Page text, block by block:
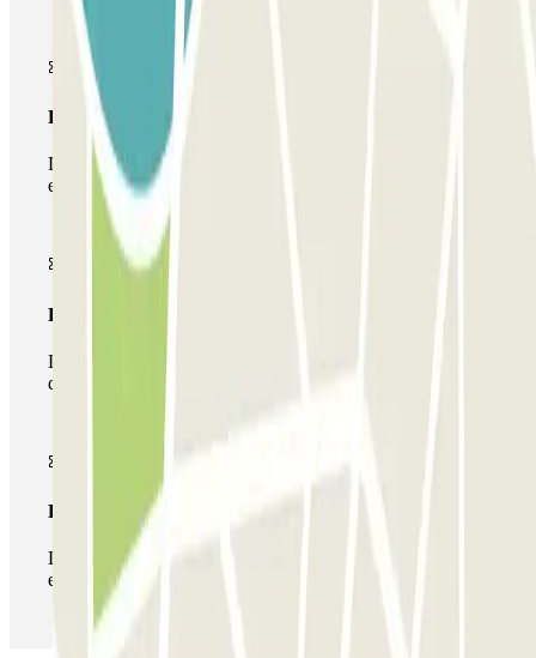
Passe simples
Durante a sua estadia, só poderá entrar e sair do parque de
estacionamento uma vez.
Passe multiestacionamento
Durante a sua estadia, pode utilizar toda a rede de parques
de estacionamento deste operador disponível em Parclick.
Passe ilimitado
Durante a sua estadia, pode entrar e sair do parque de
estacionamento as vezes que quiser.